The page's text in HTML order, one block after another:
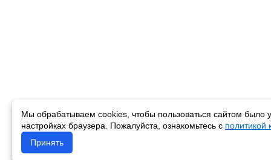
Мы обрабатываем cookies, чтобы пользоваться сайтом было
настройках браузера. Пожалуйста, ознакомьтесь с политикой
Принять